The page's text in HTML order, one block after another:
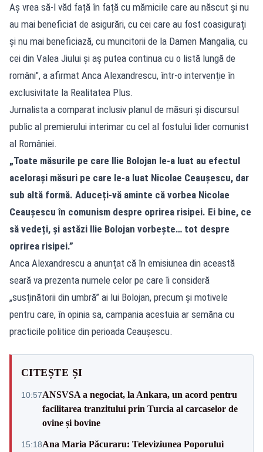
Aș vrea să-l văd față în față cu mămicile care au născut și nu
au mai beneficiat de asigurări, cu cei care au fost coasigurați
și nu mai beneficiază, cu muncitorii de la Damen Mangalia, cu
cei din Valea Jiului și aș putea continua cu o listă lungă de
români", a afirmat Anca Alexandrescu, într-o intervenție în
exclusivitate la Realitatea Plus.
Jurnalista a comparat inclusiv planul de măsuri și discursul
public al premierului interimar cu cel al fostului lider comunist
al României.
„Toate măsurile pe care Ilie Bolojan le-a luat au efectul
acelorași măsuri pe care le-a luat Nicolae Ceaușescu, dar
sub altă formă. Aduceți-vă aminte că vorbea Nicolae
Ceaușescu în comunism despre oprirea risipei. Ei bine, ce
să vedeți, și astăzi Ilie Bolojan vorbește… tot despre
oprirea risipei.”
Anca Alexandrescu a anunțat că în emisiunea din această
seară va prezenta numele celor pe care îi consideră
„susținătorii din umbră” ai lui Bolojan, precum și motivele
pentru care, în opinia sa, campania acestuia ar semăna cu
practicile politice din perioada Ceaușescu.
CITEȘTE ȘI
10:57ANSVSA a negociat, la Ankara, un acord pentru
facilitarea tranzitului prin Turcia al carcaselor de
ovine și bovine
15:18Ana Maria Păcuraru: Televiziunea Poporului